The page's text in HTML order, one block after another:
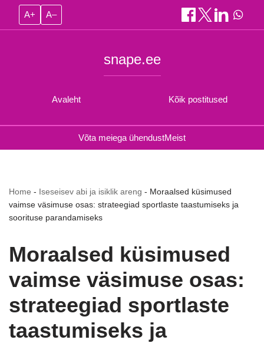
A+ A–
Avaleht
snape.ee
Kõik postitused
Võta meiega ühendustMeist
Home - Iseseisev abi ja isiklik areng - Moraalsed küsimused
vaimse väsimuse osas: strateegiad sportlaste taastumiseks ja
soorituse parandamiseks
Moraalsed küsimused
vaimse väsimuse osas:
strateegiad sportlaste
taastumiseks ja